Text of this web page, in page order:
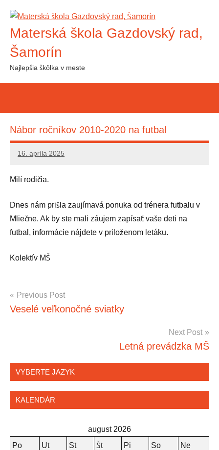
content
Materská škola Gazdovský rad,
Šamorín
Najlepšia škôlka v meste
Nábor ročníkov 2010-2020 na futbal
16. apríla 2025
Editor
Milí rodičia.
Dnes nám prišla zaujímavá ponuka od trénera futbalu v
Mliečne. Ak by ste mali záujem zapísať vaše deti na
futbal, informácie nájdete v priloženom letáku.
Kolektív MŠ
Aktuality
Navigácia
v
Previous Post
Veselé veľkonočné sviatky
Next Post
Letná prevádzka MŠ
VYBERTE JAZYK
KALENDÁR
august 2026
Po
Ut St Št Pi So Ne